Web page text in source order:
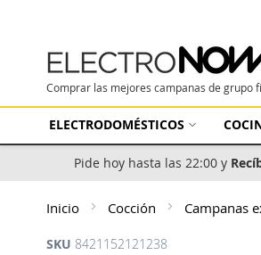
Comprar las mejores campanas de grupo
ELECTRODOMÉSTICOS
Pide hoy hasta las 22:00 y
Inicio Cocción Campanas
SKU 8421152121238